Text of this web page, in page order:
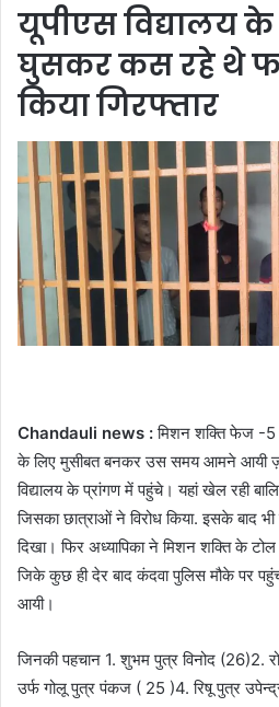
यूपीएस विद्यालय
घुसकर कस रहे थे
किया गिरफ्तार
Chandauli news :मिशन शक्ति फेज -5
के लिए मुसीबत बनकर उस समय आमने आयी
विद्यालय के प्रांगण में पहुंचे। यहां खेल रही
जिसका छात्राओं ने विरोध किया. इसके बाद भी
दिखा। फिर अध्यापिका ने मिशन शक्ति के
जिके कुछ ही देर बाद कंदवा पुलिस मौके पर
आयी।
जिनकी पहचान 1. शुभम पुत्र विनोद (26)2.
उर्फ गोलू पुत्र पंकज ( 25 )4. रिषू पुत्र